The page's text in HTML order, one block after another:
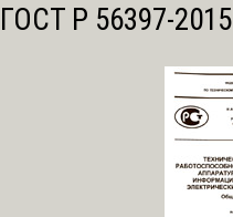
ГОСТ Р 56397-2015